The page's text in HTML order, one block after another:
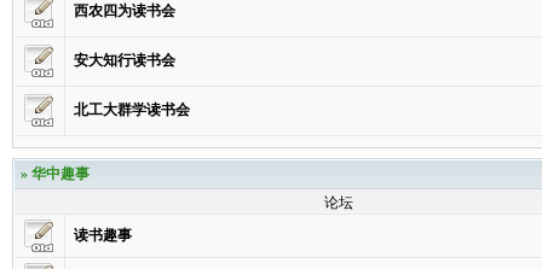
西农四为读书会
安大知行读书会
北工大群学读书会
» 华中趣事
论坛
读书趣事